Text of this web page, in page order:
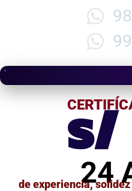
s/
24
de experiencia,